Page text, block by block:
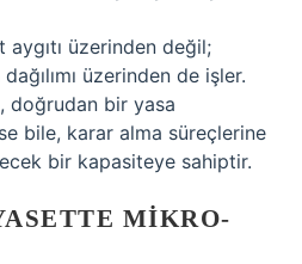
aygıtı üzerinden değil;
üzerinden de işler.
doğrudan bir yasa
bile, karar alma süreçlerine
bir kapasiteye sahiptir.
MIKRO-